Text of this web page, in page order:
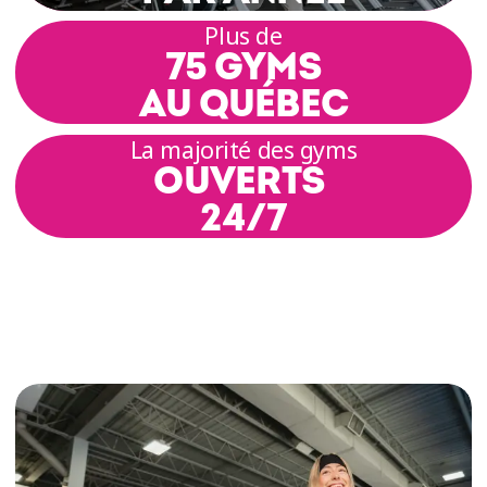
par intervalles au rythme de la musique.
L’ambiance contagieuse des rythmes latins et
des musiques du monde transforme chaque
séance d'entraînement en une véritable fête.
Découvre comment bouger, danser et améliorer
ta condition physique avec nos cours de
Zumba® Fitness!
Les cours de Zumba® chez Éconofitness sont
conçus pour celles et ceux qui veulent s'amuser
en s'entraînant! Que tu sois débutant·e ou que
Plus de
75 GYMS
AU QUÉBEC
La majorité des gyms
OUVERTS
24/7